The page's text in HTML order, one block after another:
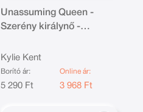
Unassuming Queen -
Szerény királynő -
Kylie Kent
Borító ár:
5 290 Ft
Online ár:
3 968 Ft